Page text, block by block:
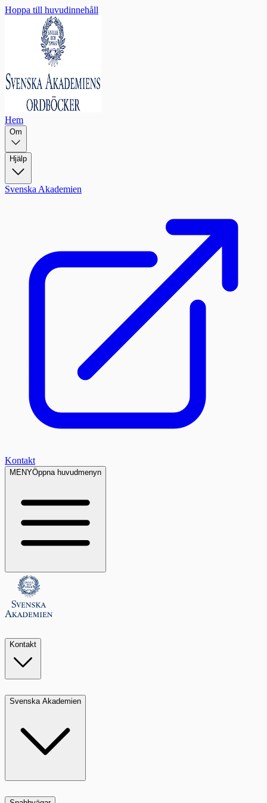
Hoppa till huvudinnehåll
Hem
Om
Hjälp
Svenska Akademien
Kontakt
MENYÖppna huvudmenyn
Kontakt
Svenska Akademien